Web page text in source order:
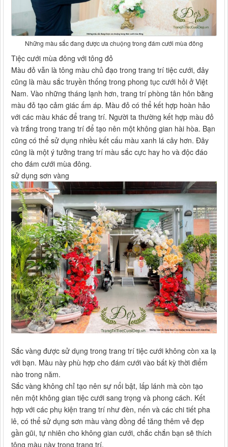
Những màu sắc đang được ưa chuộng trong đám cưới mùa đông
Tiệc cưới mùa đông với tông đỏ
Màu đỏ vẫn là tông màu chủ đạo trong trang trí tiệc cưới, đây
cũng là màu sắc truyền thống trong phong tục cưới hỏi ở Việt
Nam. Vào những tháng lạnh hơn, trang trí phòng tân hôn bằng
màu đỏ tạo cảm giác ấm áp. Màu đỏ có thể kết hợp hoàn hảo
với các màu khác để trang trí. Người ta thường kết hợp màu đỏ
và trắng trong trang trí để tạo nên một không gian hài hòa. Bạn
cũng có thể sử dụng nhiều kết cấu màu xanh lá cây hơn. Đây
cũng là một ý tưởng trang trí màu sắc cực hay ho và độc đáo
cho đám cưới mùa đông.
sử dụng sơn vàng
Sắc vàng được sử dụng trong trang trí tiệc cưới không còn xa lạ
với bạn. Màu này phù hợp cho đám cưới vào bất kỳ thời điểm
nào trong năm.
Sắc vàng không chỉ tạo nên sự nổi bật, lấp lánh mà còn tạo
nên một không gian tiệc cưới sang trọng và phong cách. Kết
hợp với các phụ kiện trang trí như đèn, nến và các chi tiết pha
lê, có thể sử dụng sơn màu vàng đồng để tăng thêm vẻ đẹp
gần gũi, tự nhiên cho không gian cưới, chắc chắn bạn sẽ thích
tông màu này trong trang trí.